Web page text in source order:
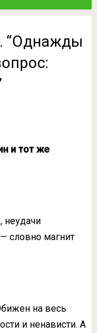
“Однажды
и тот же
неудачи
словно магнит
на весь
и ненависти. А